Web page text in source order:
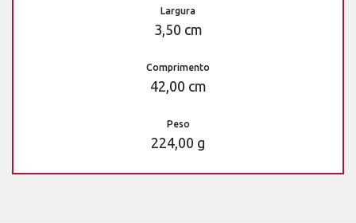
Largura
3,50 cm
Comprimento
42,00 cm
Peso
224,00 g